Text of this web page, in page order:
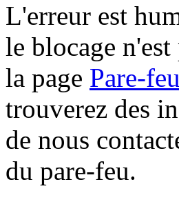
L'erreur est
le blocage
la page Pare-
trouverez des
de nous
du pare-feu.